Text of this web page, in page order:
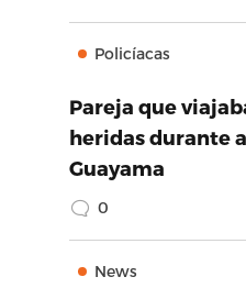
Policíacas
Pareja que
heridas durante
Guayama
0
News